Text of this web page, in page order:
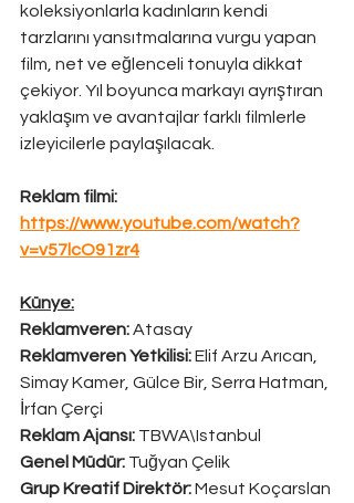
koleksiyonlarla kadınların kendi
tarzlarını yansıtmalarına vurgu yapan
film, net ve eğlenceli tonuyla dikkat
çekiyor. Yıl boyunca markayı ayrıştıran
yaklaşım ve avantajlar farklı filmlerle
izleyicilerle paylaşılacak.
Reklam filmi:
https://www.youtube.com/watch?
v=v57lcO91zr4
Künye:
Reklamveren: Atasay
Reklamveren Yetkilisi: Elif Arzu Arıcan,
Simay Kamer, Gülce Bir, Serra Hatman,
İrfan Çerçi
Reklam Ajansı: TBWA\Istanbul
Genel Müdür: Tuğyan Çelik
Grup Kreatif Direktör: Mesut Koçarslan